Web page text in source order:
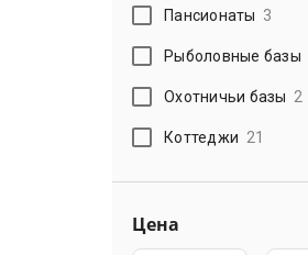
Пансионаты 3
Рыболовные базы
Охотничьи базы 2
Коттеджи 21
Цена